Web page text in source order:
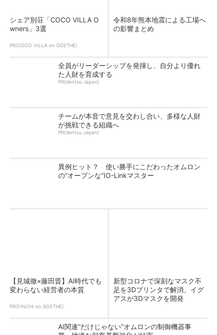
シェア別荘「COCO VILLA O
wners」3選
PR(COCO VILLA on GOETHE)
令和8年熊本地震による工場へ
の影響まとめ
全員がリーダーシップを発揮し、自分より優れ
た人財を育成する
PR(dentsu Japan)
チームが本音で意見を交わし合い、多様な人財
が挑戦できる組織へ
PR(dentsu Japan)
異例ヒット？ 使い勝手にこだわったオムロン
の“オープンな”IO-Linkマスター
【見城徹×藤田晋】AI時代でも
変わらない経営者の本質
PR(FINCHI on GOETHE)
新型コロナで深刻なマスク不
足を3Dプリンタで解消、イグ
アスが3Dマスクを開発
AI関連“だけじゃない”オムロンの制御機器事